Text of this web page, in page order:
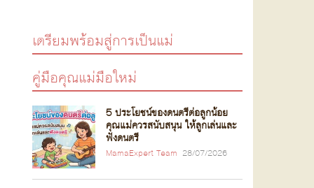
เตรียมพร้อมสู่การเป็นแม่
คู่มือคุณแม่มือใหม่
5 ประโยชน์ของดนตรีต่อลูกน้อย
คุณแม่ควรสนับสนุน ให้ลูกเล่นและ
ฟังดนตรี
MamaExpert Team 28/07/2026